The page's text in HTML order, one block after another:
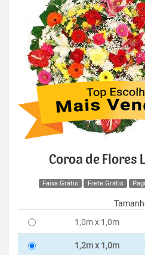
Coroa de Flores
Faixa Grátis Frete Grátis
1,0m x 1,0m
1,2m x 1,0m